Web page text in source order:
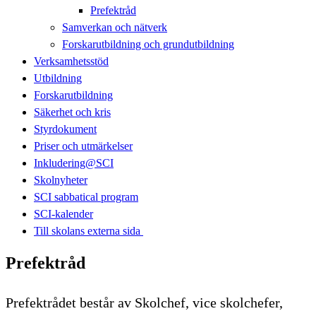
Prefektråd
Samverkan och nätverk
Forskarutbildning och grundutbildning
Verksamhetsstöd
Utbildning
Forskarutbildning
Säkerhet och kris
Styrdokument
Priser och utmärkelser
Inkludering@SCI
Skolnyheter
SCI sabbatical program
SCI-kalender
Till skolans externa sida​​​​​​​
Prefektråd
Prefektrådet består av Skolchef, vice skolchefer,